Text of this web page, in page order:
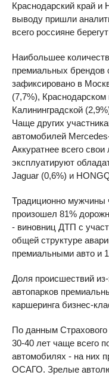
Краснодарский край и
выводу пришли
всего россияне
Наибольшее
премиальных брендов
зафиксировано в
(7,7%),
Калининградской
Чаще других
автомобилей
Аккуратнее всего
эксплуатируют
Jaguar (0,6%) и
Традиционно
произошел 81%
- виновниц ДТП с
общей структуре
премиальными авто и
Доля происшествий
автопарков
каршеринга бизнес-
По данным
30-40 лет чаще всего
автомобилях - на них
ОСАГО. Зрелые